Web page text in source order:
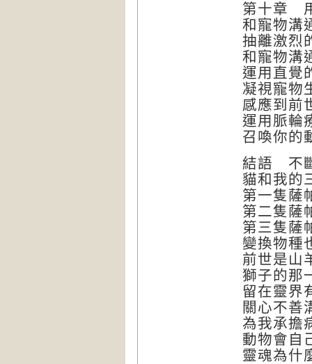
第十章
和寵物溝
抽離激烈
和寵物溝
運用直覺
凝視寵物
感應到前
運用脈輪
召喚你的
結語 不
貓和我的
第一隻薩
第二隻薩
第三隻薩
變換物種
前世是山
獅子的那
留在靈界
關心不善
為我承擔
動物會自
靈魂為什